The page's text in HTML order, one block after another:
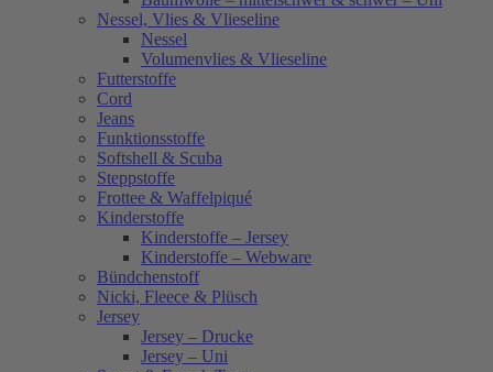
Nessel, Vlies & Vlieseline
Nessel
Volumenvlies & Vlieseline
Futterstoffe
Cord
Jeans
Funktionsstoffe
Softshell & Scuba
Steppstoffe
Frottee & Waffelpiqué
Kinderstoffe
Kinderstoffe – Jersey
Kinderstoffe – Webware
Bündchenstoff
Nicki, Fleece & Plüsch
Jersey
Jersey – Drucke
Jersey – Uni